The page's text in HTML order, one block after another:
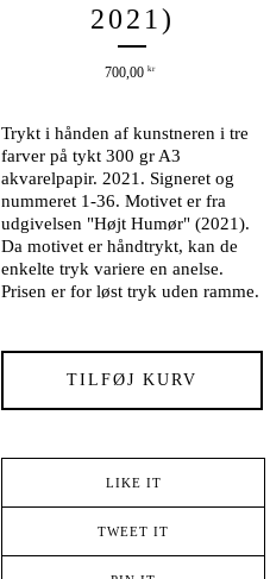
2021)
700,00 kr
Trykt i hånden af kunstneren i tre
farver på tykt 300 gr A3
akvarelpapir. 2021. Signeret og
nummeret 1-36. Motivet er fra
udgivelsen "Højt Humør" (2021).
Da motivet er håndtrykt, kan de
enkelte tryk variere en anelse.
Prisen er for løst tryk uden ramme.
TILFØJ KURV
LIKE IT
TWEET IT